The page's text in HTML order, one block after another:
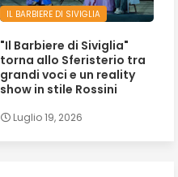
IL BARBIERE DI SIVIGLIA
"Il Barbiere di Siviglia"
torna allo Sferisterio tra
grandi voci e un reality
show in stile Rossini
Luglio 19, 2026